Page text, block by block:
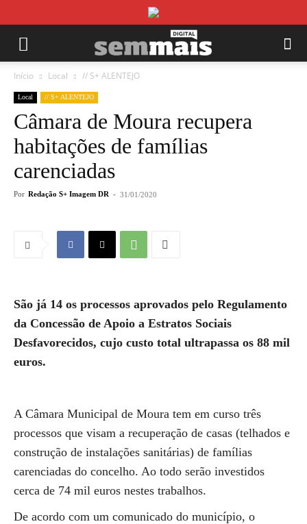
Início Local // S+ ALENTEJO
Local // S+ ALENTEJO
Câmara de Moura recupera
habitações de famílias
carenciadas
Por Redação S+ Imagem DR - 31/01/2020
São já 14 os processos aprovados pelo Regulamento
da Concessão de Apoio a Estratos Sociais
Desfavorecidos, cujo custo total ultrapassa os 88 mil
euros.
A Câmara Municipal de Moura tem em curso três
processos que visam a recuperação de casas (telhados e
construção de instalações sanitárias) de famílias
carenciadas do concelho. Ao todo serão investidos
cerca de 74 mil euros nestes trabalhos.
De acordo com um comunicado do município, o